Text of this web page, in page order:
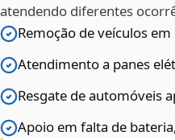
atendendo diferentes
Remoção de veículos
Atendimento a panes
Resgate de automóveis
Apoio em falta de